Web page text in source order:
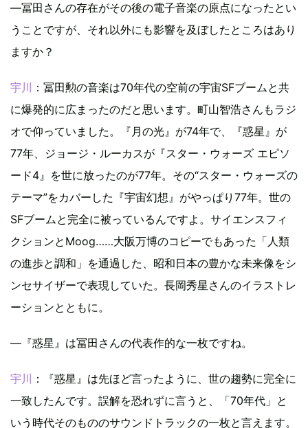
―冨田さんの存在がその後の電子音楽の原点になったとい
うことですが、それ以外にも影響を及ぼしたところはあり
ますか？
宇川
：冨田勲の音楽は70年代の空前の宇宙SFブームと共
に爆発的に広まったのだと思います。町山智浩さんもラジ
オで仰っていました。『月の光』が74年で、『惑星』が
77年、ジョージ・ルーカスが『スター・ウォーズ エピソ
ード4』を世に放ったのが77年。その“スター・ウォーズの
テーマ”をカバーした『宇宙幻想』がやっぱり77年。世の
SFブームと完全に被っているんですよ。サイエンスフィ
クションとMoog……大阪万博のコピーでもあった「人類
の進歩と調和」を通過した、昭和日本の豊かな未来像をシ
ンセサイザーで表現していた。長岡秀星さんのイラストレ
ーションとともに。
―『惑星』は冨田さんの代表作的な一枚ですね。
宇川
：『惑星』は先ほど言ったように、世の趨勢に完全に
一致したんです。誤解を恐れずに言うと、「70年代」と
いう時代そのもののサウンドトラックの一枚と言えます。